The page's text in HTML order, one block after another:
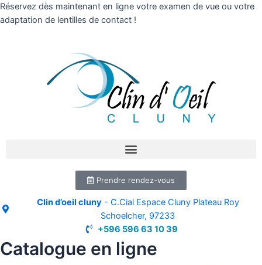
Réservez dès maintenant en ligne votre examen de vue ou votre
adaptation de lentilles de contact !
Prendre rendez-vous
Clin d’oeil cluny- C.Cial Espace Cluny Plateau Roy
Schoelcher, 97233
+596 596 63 10 39
Catalogue en ligne